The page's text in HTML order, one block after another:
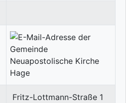
Fritz-Lottmann-Straße 1